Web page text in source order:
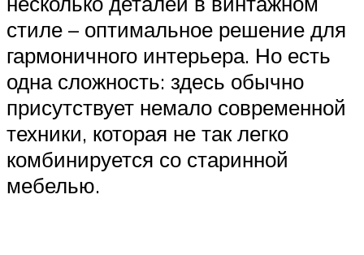
стиле – оптимальное решение для
гармоничного интерьера. Но есть
одна сложность: здесь обычно
присутствует немало современной
техники, которая не так легко
комбинируется со старинной
мебелью.